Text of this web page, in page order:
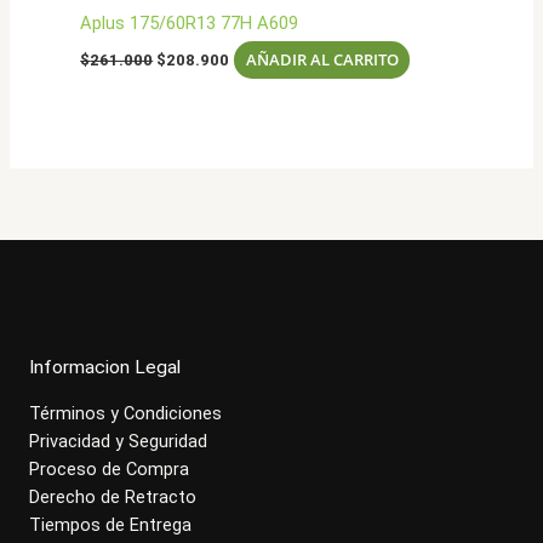
Aplus 175/60R13 77H A609
$261.000 El
$208.900 El
precio
AÑADIR AL CARRITO
Informacion Legal
Términos y Condiciones
Privacidad y Seguridad
Proceso de Compra
Derecho de Retracto
Tiempos de Entrega